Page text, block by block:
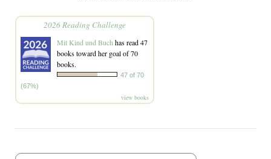
2026 Reading Challenge
Mit Kind und Buch has read 47
books toward her goal of 70
books.
47 of 70
(67%)
view books